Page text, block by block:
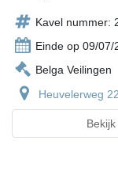
Kavel nummer:
Einde op 09/07/
Belga Veilingen
Heuvelerweg